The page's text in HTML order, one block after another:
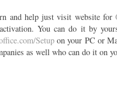
and help just visit website for
You can do it by
Setup on your PC or
as well who can do it on